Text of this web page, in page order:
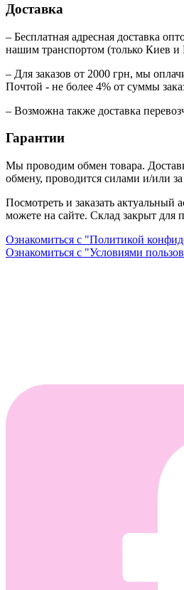
Доставка
– Бесплатная адресная доставка
нашим транспортом (только Киев и
– Для заказов от 2000 грн, мы
Почтой - не более 4% от суммы
– Возможна также доставка
Гарантии
Мы проводим обмен товара.
обмену, проводится силами и/или за
Посмотреть и заказать актуальный
можете на сайте. Склад закрыт для
Ознакомиться с "Политикой
Ознакомиться с "Условиями